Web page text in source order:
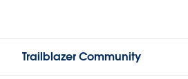
Trailblazer Community